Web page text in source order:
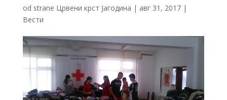
od strane Црвени крст Јагодина | авг 31, 2017|
Вести